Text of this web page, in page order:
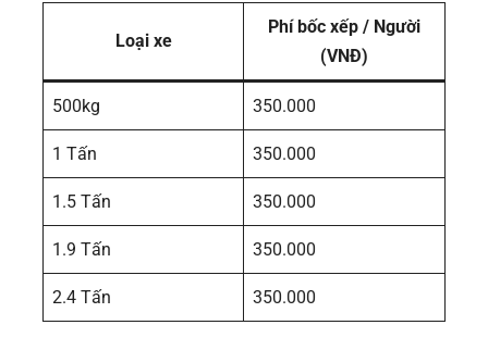
Loại xe
Phí bốc xếp / Người
(VNĐ)
500kg 350.000
1 Tấn 350.000
1.5 Tấn 350.000
1.9 Tấn 350.000
2.4 Tấn 350.000